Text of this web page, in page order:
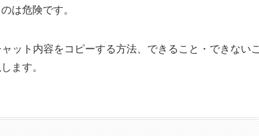
は危険です。
ット内容をコピーする方法、できること・できないこ
ます。